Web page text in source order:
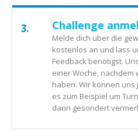
3. Challenge
Melde dich über die
kostenlos an und lass
Feedback benötigst.
einer Woche, nachdem
haben. Wir können
es zum Beispiel um
dann gesondert